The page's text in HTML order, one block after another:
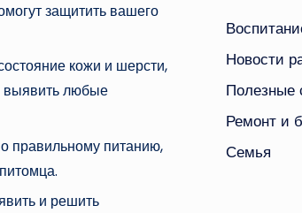
защитить вашего
кожи и шерсти,
выявить любые
правильному питанию,
и решить
Новости
Полезные
Ремонт и
Семья